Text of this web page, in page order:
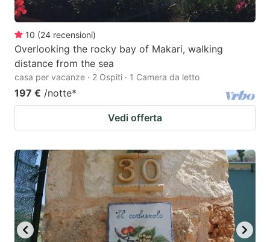
10 (24 recensioni)
Overlooking the rocky bay of Makari, walking
distance from the sea
casa per vacanze · 2 Ospiti · 1 Camera da letto
197 € /notte*
Vedi offerta